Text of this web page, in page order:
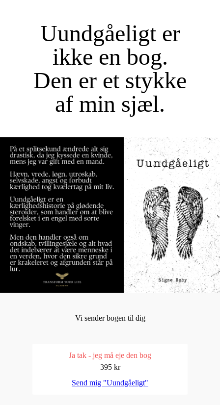
Uundgåeligt er
ikke en bog.
Den er et stykke
af min sjæl.
Vi sender bogen til dig
Ja tak - jeg må eje den bog
395 kr
Send mig "Uundgåeligt"